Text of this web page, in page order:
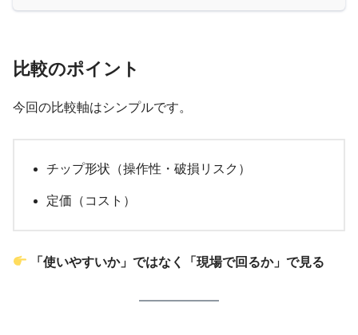
比較のポイント
今回の比較軸はシンプルです。
チップ形状（操作性・破損リスク）
定価（コスト）
「使いやすいか」ではなく「現場で回るか」で見る